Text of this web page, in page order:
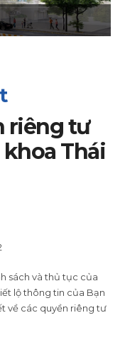
riêng tư
Thái
sách và thủ tục của
lộ thông tin của Bạn
về các quyền riêng tư